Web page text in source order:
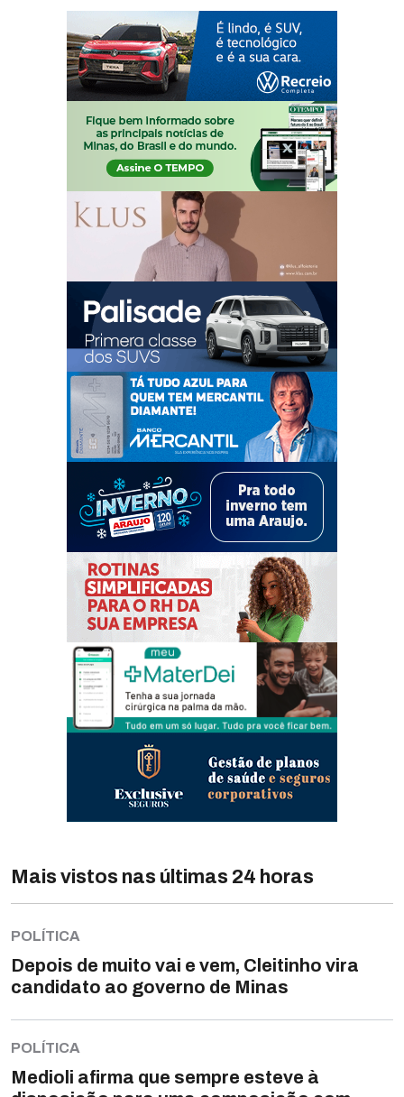
Mais vistos nas últimas 24 horas
POLÍTICA
Depois de muito vai e vem, Cleitinho vira
candidato ao governo de Minas
POLÍTICA
Medioli afirma que sempre esteve à